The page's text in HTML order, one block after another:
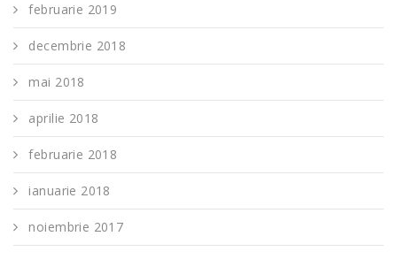
februarie 2019
decembrie 2018
mai 2018
aprilie 2018
februarie 2018
ianuarie 2018
noiembrie 2017